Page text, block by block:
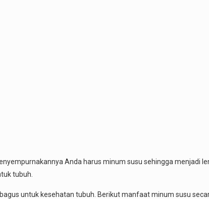
Anda harus minum susu sehingga menjadi
tubuh.
untuk kesehatan tubuh. Berikut manfaat minum susu